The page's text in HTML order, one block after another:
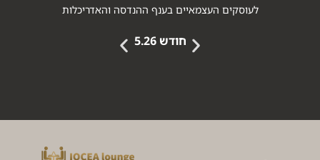
לעוסקים העצמאיים בענף ההנדסה והאדריכלות
חודש 5.26